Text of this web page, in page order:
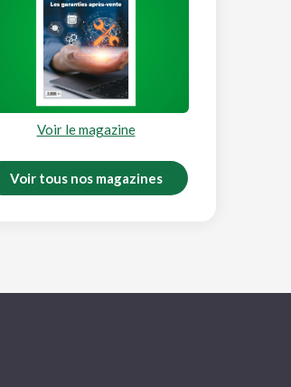
Voir le magazine
Voir tous nos magazines